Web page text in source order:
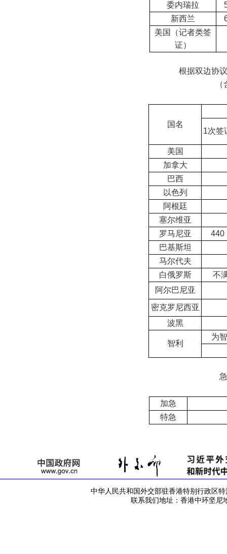
委内瑞拉
新西兰
美国（记者类签
证）
根据双边协
国名
1次签
美国
加拿大
巴西
以色列
阿根廷
塞尔维亚
罗马尼亚
440
巴基斯坦
马尔代夫
白俄罗斯
不
阿尔巴尼亚
密克罗尼西亚
波黑
智利
为
加急
特急
中华人民共和国外交部驻香港特别行政区特
联系我们地址：香港中环坚尼